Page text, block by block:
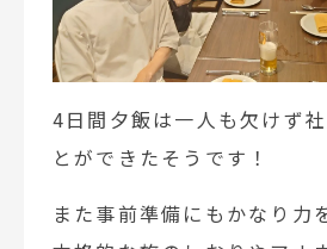
4日間夕飯は一人も欠けず
とができたそうです！
また事前準備にもかなり力